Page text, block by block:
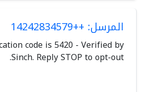
المرسل: ++14242834579
code is 5420 - Verified by
Sinch. Reply STOP to opt-out.